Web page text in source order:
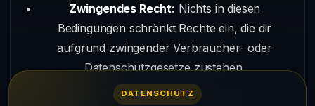
Zwingendes Recht: Nichts in diesen
Bedingungen schränkt Rechte ein, die dir
aufgrund zwingender Verbraucher- oder
Datenschutzgesetze zustehen.
Hinweis auf wesentliche Änderungen:
DATENSCHUTZ